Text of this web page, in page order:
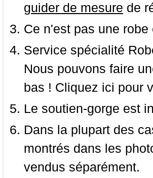
guider de mesure de
Ce n'est pas une
Service spécialité
Nous pouvons faire
bas ! Cliquez ici pour
Le soutien-gorge est
Dans la plupart des
montrés dans les
vendus séparément.